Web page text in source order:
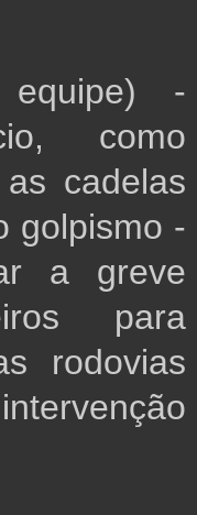
-
como
cadelas
golpismo -
a greve
para
rodovias